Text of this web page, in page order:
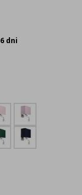
dni